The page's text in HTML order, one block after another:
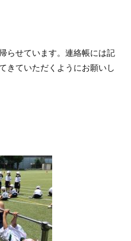
らせています。連絡帳には記
きていただくようにお願いし